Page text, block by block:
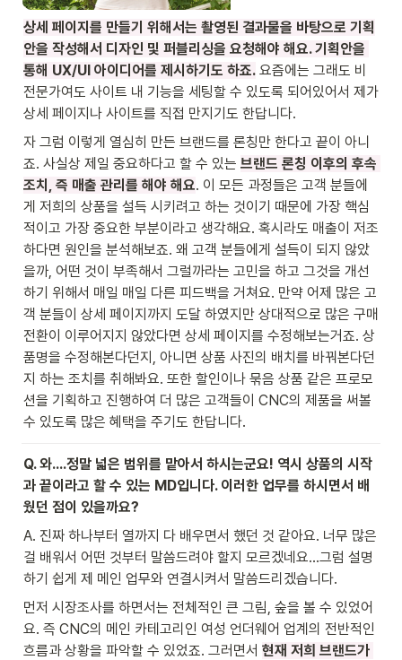
상세 페이지를 만들기 위해서는 촬영된 결과물을 바탕으로 기획
안을 작성해서 디자인 및 퍼블리싱을 요청해야 해요. 기획안을
통해 UX/UI 아이디어를 제시하기도 하죠. 요즘에는 그래도 비
전문가여도 사이트 내 기능을 세팅할 수 있도록 되어있어서 제가
상세 페이지나 사이트를 직접 만지기도 한답니다.
자 그럼 이렇게 열심히 만든 브랜드를 론칭만 한다고 끝이 아니
죠. 사실상 제일 중요하다고 할 수 있는 브랜드 론칭 이후의 후속
조치, 즉 매출 관리를 해야 해요. 이 모든 과정들은 고객 분들에
게 저희의 상품을 설득 시키려고 하는 것이기 때문에 가장 핵심
적이고 가장 중요한 부분이라고 생각해요. 혹시라도 매출이 저조
하다면 원인을 분석해보죠. 왜 고객 분들에게 설득이 되지 않았
을까, 어떤 것이 부족해서 그럴까라는 고민을 하고 그것을 개선
하기 위해서 매일 매일 다른 피드백을 거쳐요. 만약 어제 많은 고
객 분들이 상세 페이지까지 도달 하였지만 상대적으로 많은 구매
전환이 이루어지지 않았다면 상세 페이지를 수정해보는거죠. 상
품명을 수정해본다던지, 아니면 상품 사진의 배치를 바꿔본다던
지 하는 조치를 취해봐요. 또한 할인이나 묶음 상품 같은 프로모
션을 기획하고 진행하여 더 많은 고객들이 CNC의 제품을 써볼
수 있도록 많은 혜택을 주기도 한답니다.
Q. 와….정말 넓은 범위를 맡아서 하시는군요! 역시 상품의 시작
과 끝이라고 할 수 있는 MD입니다. 이러한 업무를 하시면서 배
웠던 점이 있을까요?
A. 진짜 하나부터 열까지 다 배우면서 했던 것 같아요. 너무 많은
걸 배워서 어떤 것부터 말씀드려야 할지 모르겠네요…그럼 설명
하기 쉽게 제 메인 업무와 연결시켜서 말씀드리겠습니다.
먼저 시장조사를 하면서는 전체적인 큰 그림, 숲을 볼 수 있었어
요. 즉 CNC의 메인 카테고리인 여성 언더웨어 업계의 전반적인
흐름과 상황을 파악할 수 있었죠. 그러면서 현재 저희 브랜드가